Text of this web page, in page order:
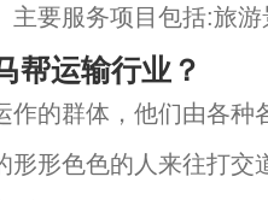
主要服务项目包括:旅
、电网塔材料运输、山
如电信基站材料运输、
帮运输行业？
作的群体，他们由各种
形形色色的人来往打交